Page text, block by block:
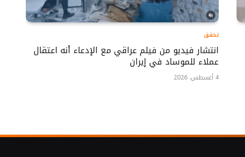
تحقق
انتشار فيديو من فيلم عراقي مع الإدعاء أنه اعتقال
عملاء للموساد في إيران
4 أغسطس، 2026